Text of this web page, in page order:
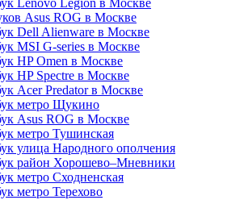
Lenovo Legion в Москве
Asus ROG в Москве
Dell Alienware в Москве
MSI G-series в Москве
HP Omen в Москве
HP Spectre в Москве
Acer Predator в Москве
метро Щукино
Asus ROG в Москве
метро Тушинская
улица Народного ополчения
район Хорошево–Мневники
метро Сходненская
метро Терехово